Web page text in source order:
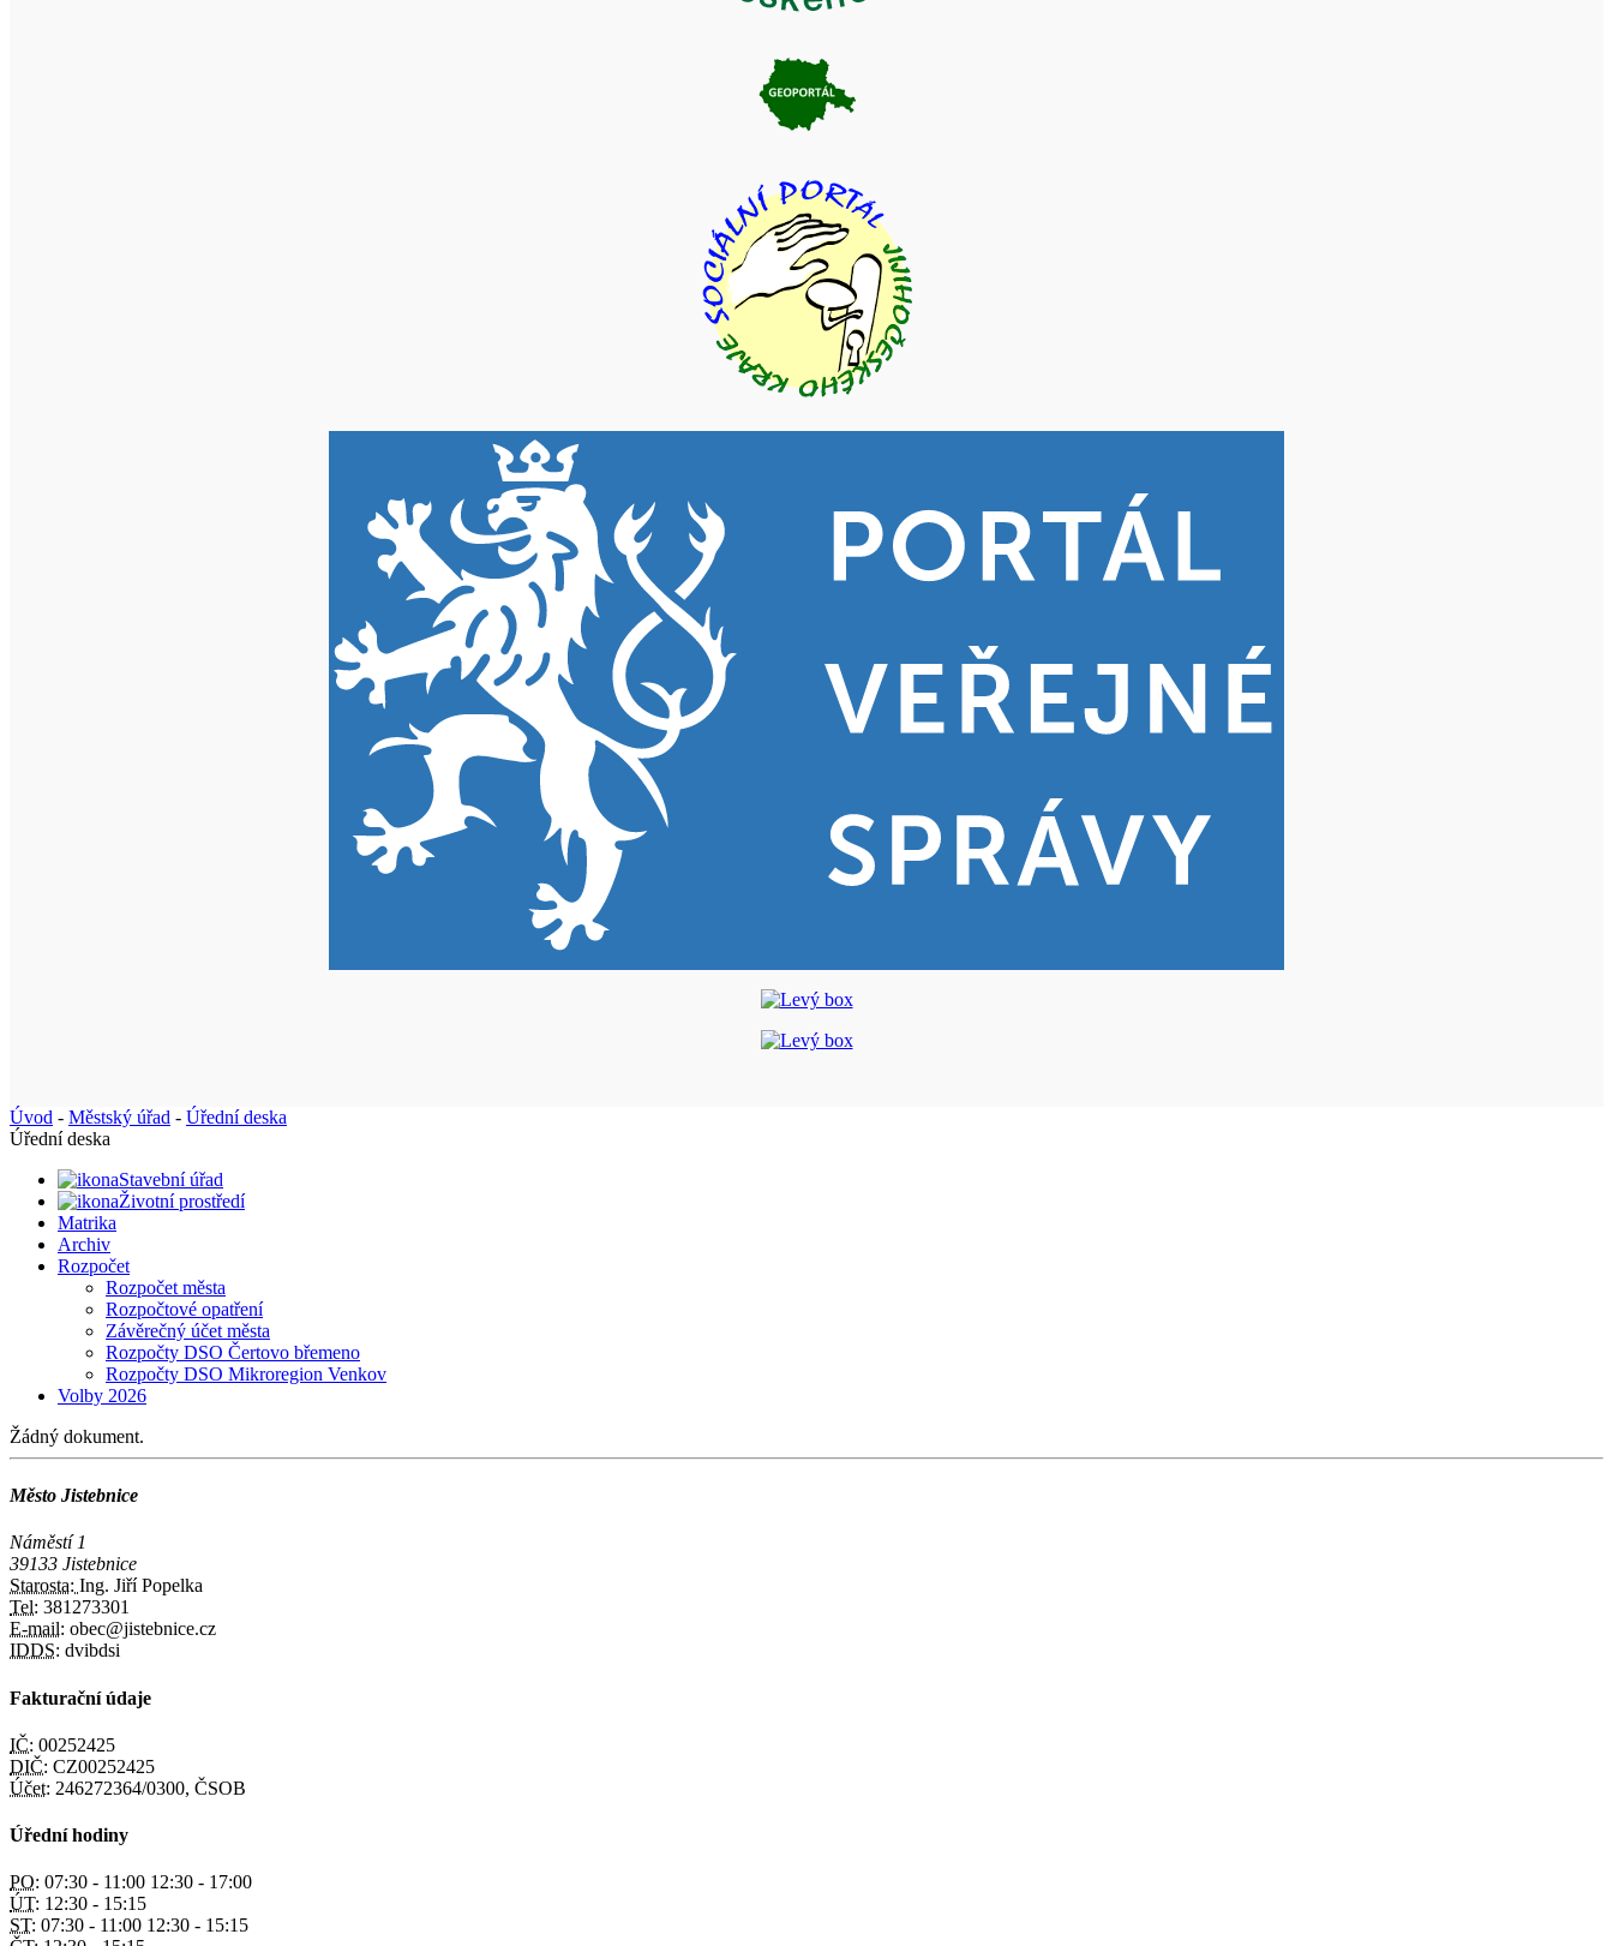
Úvod - Městský úřad - Úřední deska
Úřední deska
Stavební úřad
Životní prostředí
Matrika
Archiv
Rozpočet
Rozpočet města
Rozpočtové opatření
Závěrečný účet města
Rozpočty DSO Čertovo břemeno
Rozpočty DSO Mikroregion Venkov
Volby 2026
Žádný dokument.
Město Jistebnice
Náměstí 1
39133 Jistebnice
Starosta: Ing. Jiří Popelka
Tel: 381273301
E-mail: obec@jistebnice.cz
IDDS: dvibdsi
Fakturační údaje
IČ: 00252425
DIČ: CZ00252425
Účet: 246272364/0300, ČSOB
Úřední hodiny
PO: 07:30 - 11:00 12:30 - 17:00
ÚT: 12:30 - 15:15
ST: 07:30 - 11:00 12:30 - 15:15